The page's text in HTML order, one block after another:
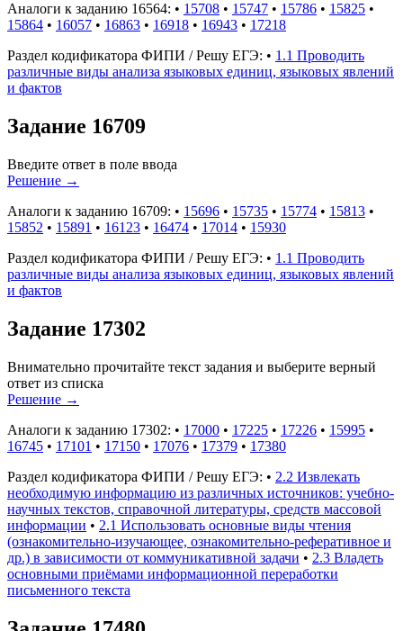
Аналоги к заданию 16564: • 15708 • 15747 • 15786 • 15825 •
15864 • 16057 • 16863 • 16918 • 16943 • 17218
Раздел кодификатора ФИПИ / Решу ЕГЭ: • 1.1 Проводить
различные виды анализа языковых единиц, языковых явлений
и фактов
Задание 16709
Введите ответ в поле ввода
Решение →
Аналоги к заданию 16709: • 15696 • 15735 • 15774 • 15813 •
15852 • 15891 • 16123 • 16474 • 17014 • 15930
Раздел кодификатора ФИПИ / Решу ЕГЭ: • 1.1 Проводить
различные виды анализа языковых единиц, языковых явлений
и фактов
Задание 17302
Внимательно прочитайте текст задания и выберите верный
ответ из списка
Решение →
Аналоги к заданию 17302: • 17000 • 17225 • 17226 • 15995 •
16745 • 17101 • 17150 • 17076 • 17379 • 17380
Раздел кодификатора ФИПИ / Решу ЕГЭ: • 2.2 Извлекать
необходимую информацию из различных источников: учебно-
научных текстов, справочной литературы, средств массовой
информации • 2.1 Использовать основные виды чтения
(ознакомительно-изучающее, ознакомительно-реферативное и
др.) в зависимости от коммуникативной задачи • 2.3 Владеть
основными приёмами информационной переработки
письменного текста